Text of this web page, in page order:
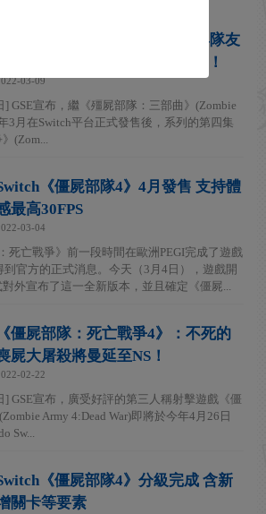
NS版《僵屍部隊4:死亡戰爭》與隊友
合力把喪屍大軍摧毀於手心之上！
03-09
GSE宣布，繼《殭屍部隊：三部曲》(Zombie
3月在Switch平台正式發售後，系列的第四集
(Zom...
《僵屍部隊4》4月發售 支持體
最高30FPS
03-04
死亡戰爭》前一段時間在歐洲PEGI完成了遊戲
官方的正式消息。今天（3月4日），遊戲開
外宣布了這一全新版本，並且確定《僵屍...
《僵屍部隊：死亡戰爭4》：不死的
屍大屠殺將曼延至NS！
02-22
] GSE宣布，廣受好評的第三人稱射擊遊戲《僵
Army 4:Dead War)即將於今年4月26日
Sw...
《僵屍部隊4》分級完成 含新
關卡等要素